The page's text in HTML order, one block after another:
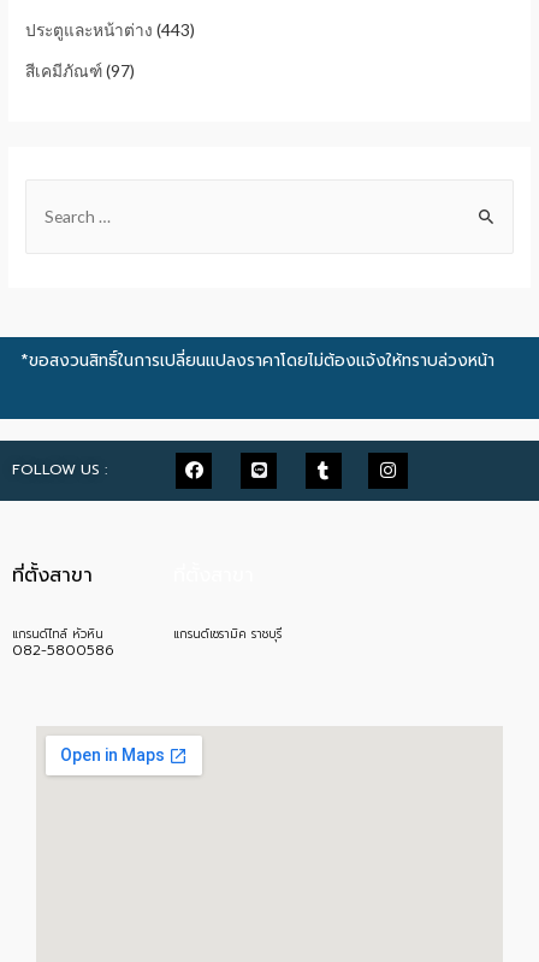
ประตูและหน้าต่าง (443)
สีเคมีภัณฑ์(97)
*ขอสงวนสิทธิ์ในการเปลี่ยนแปลงราคาโดยไม่ต้องแจ้งให้ทราบล่วงหน้า
FOLLOW US :
ที่ตั้งสาขา
แกรนด์ไทล์ หัวหิน
082-5800586
แกรนด์เซรามิค ราชบุรี